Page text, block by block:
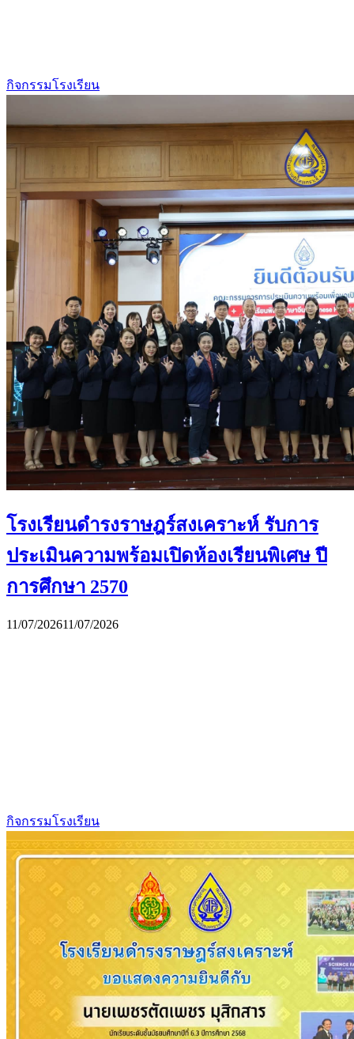
กิจกรรมโรงเรียน
โรงเรียนดำรงราษฎร์สงเคราะห์ รับการ
ประเมินความพร้อมเปิดห้องเรียนพิเศษ ปี
การศึกษา 2570
11/07/202611/07/2026
กิจกรรมโรงเรียน